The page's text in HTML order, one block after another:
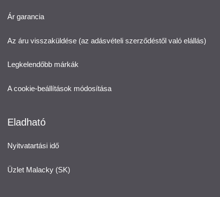
Ár garancia
Az áru visszaküldése (az adásvételi szerződéstől való elállás)
Legkelendőbb márkák
A cookie-beállítások módosítása
Eladható
Nyitvatartási idő
Üzlet Malacky (SK)